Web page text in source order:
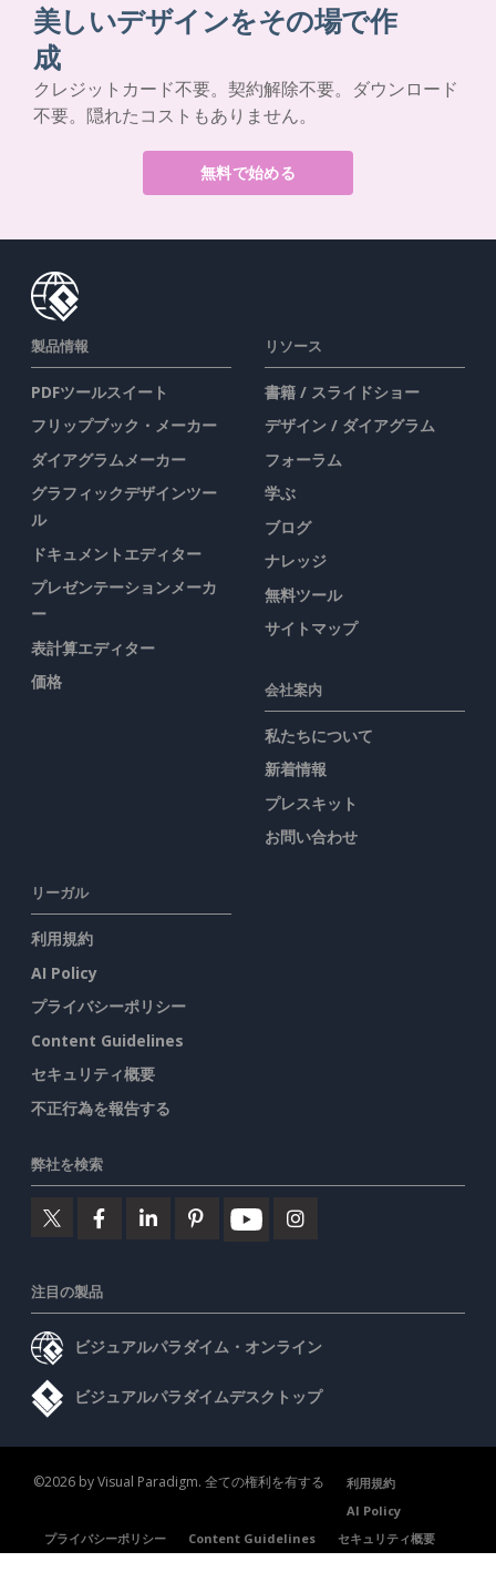
美しいデザインをその場で作
成
クレジットカード不要。契約解除不要。ダウンロード
不要。隠れたコストもありません。
無料で始める
製品情報
PDFツールスイート
フリップブック・メーカー
ダイアグラムメーカー
グラフィックデザインツー
ル
ドキュメントエディター
プレゼンテーションメーカ
ー
表計算エディター
価格
リソース
書籍 / スライドショー
デザイン / ダイアグラム
フォーラム
学ぶ
ブログ
ナレッジ
無料ツール
サイトマップ
会社案内
私たちについて
新着情報
プレスキット
お問い合わせ
リーガル
利用規約
AI Policy
プライバシーポリシー
Content Guidelines
セキュリティ概要
不正行為を報告する
弊社を検索
注目の製品
ビジュアルパラダイム・オンライン
ビジュアルパラダイムデスクトップ
©2026 by Visual Paradigm. 全ての権利を有する
利用規約
AI Policy
プライバシーポリシー
Content Guidelines セキュリティ概要